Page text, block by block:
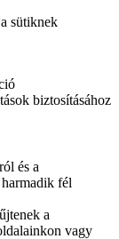
sütiknek
biztosításához
és a
fél
a
vagy